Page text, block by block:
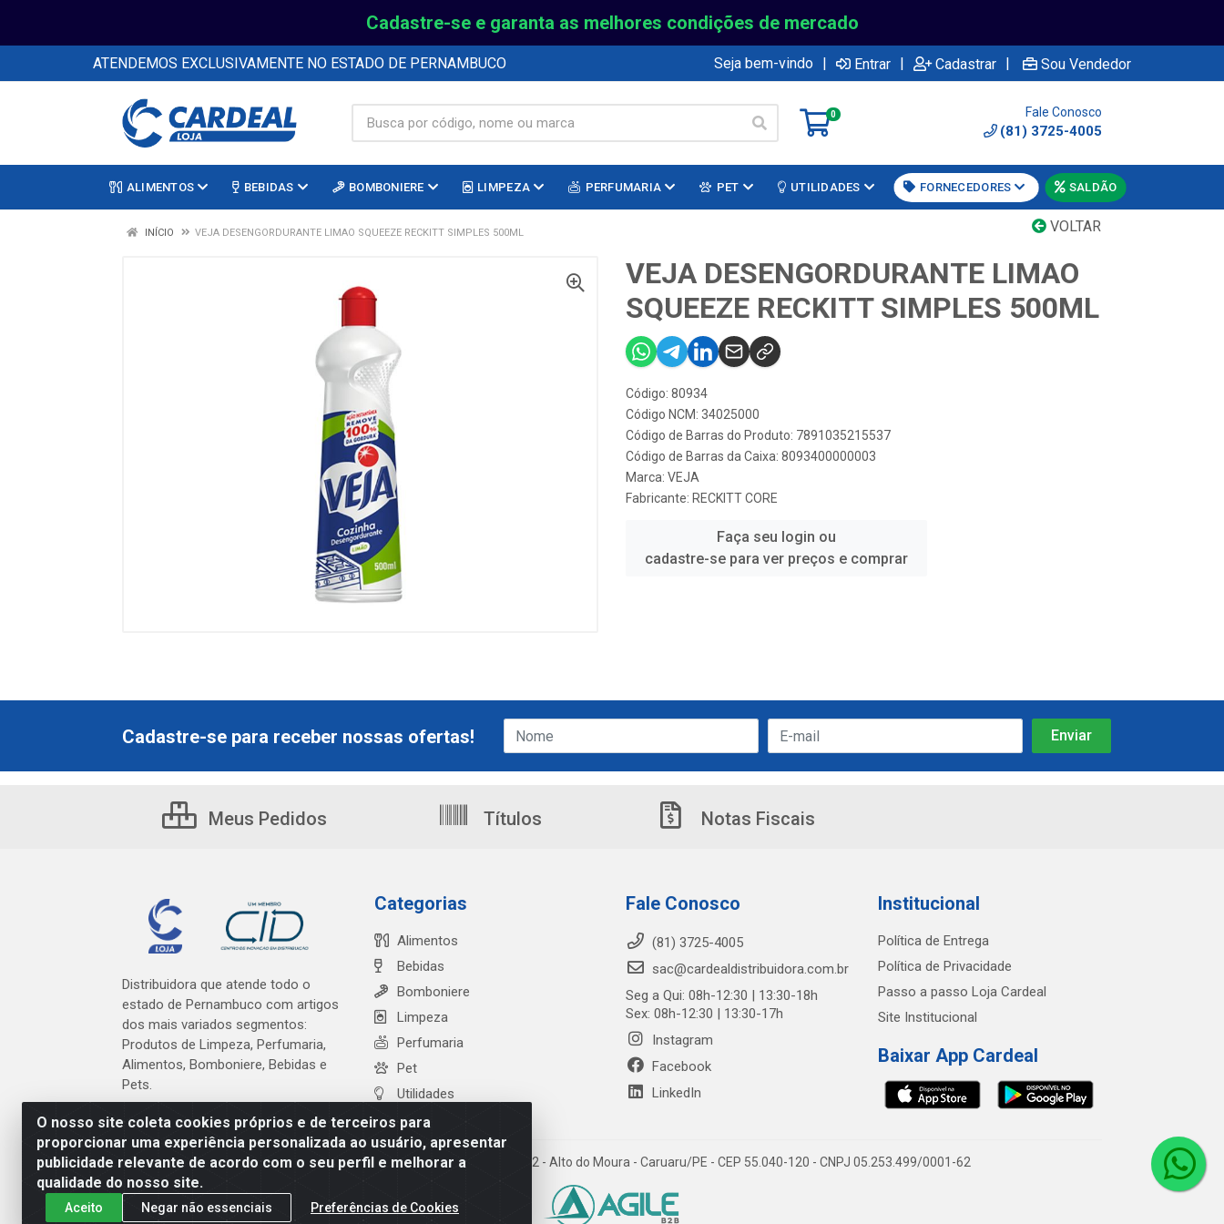
Cadastre-se e garanta as melhores condições de mercado
ATENDEMOS EXCLUSIVAMENTE NO ESTADO DE PERNAMBUCO Seja bem-vindo | Entrar | Cadastrar | Sou Vendedor
0 Fale Conosco
(81) 3725-4005
ALIMENTOS BEBIDAS BOMBONIERE LIMPEZA PERFUMARIA PET UTILIDADES FORNECEDORES SALDÃO
VOLTAR
INÍCIO VEJA DESENGORDURANTE LIMAO SQUEEZE RECKITT SIMPLES 500ML
VEJA DESENGORDURANTE LIMAO
SQUEEZE RECKITT SIMPLES 500ML
Código: 80934
Código NCM: 34025000
Código de Barras do Produto: 7891035215537
Código de Barras da Caixa: 8093400000003
Marca: VEJA
Fabricante: RECKITT CORE
Faça seu login ou
cadastre-se para ver preços e comprar
O nosso site coleta cookies próprios e de terceiros para
proporcionar uma experiência personalizada ao usuário, apresentar
publicidade relevante de acordo com o seu perfil e melhorar a
qualidade do nosso site.
Aceito Negar não essenciais Preferências de Cookies
Cadastre-se para receber nossas ofertas!
Meus Pedidos Títulos Notas Fiscais
Distribuidora que atende todo o
estado de Pernambuco com artigos
dos mais variados segmentos:
Produtos de Limpeza, Perfumaria,
Alimentos, Bomboniere, Bebidas e
Pets.
Categorias
Alimentos
Bebidas
Bomboniere
Limpeza
Perfumaria
Pet
Utilidades
Fale Conosco
(81) 3725-4005
sac@cardealdistribuidora.com.br
Seg a Qui: 08h-12:30 | 13:30-18h
Sex: 08h-12:30 | 13:30-17h
Instagram
Facebook
LinkedIn
Institucional
Política de Entrega
Política de Privacidade
Passo a passo Loja Cardeal
Site Institucional
Baixar App Cardeal
Cardeal Distribuidora - Estrada Alto do Moura, 582 - Alto do Moura - Caruaru/PE - CEP 55.040-120 - CNPJ 05.253.499/0001-62